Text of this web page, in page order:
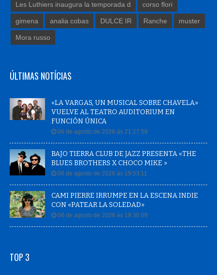
Les Luthiers inaugura la temporada d corso flori
gimena analia cobas DULCE IR Ranche muster
Mora russo
ÚLTIMAS NOTÍCIAS
«LA VARGAS, UN MUSICAL SOBRE CHAVELA»
VUELVE AL TEATRO AUDITORIUM EN
FUNCIÓN ÚNICA
06 de agosto de 2026 às 21:27:58
BAJO TIERRA CLUB DE JAZZ PRESENTA «THE
BLUES BROTHERS X CHOCO MIKE »
06 de agosto de 2026 às 19:53:11
CAMI PIERRE IRRUMPE EN LA ESCENA INDIE
CON «PATEAR LA SOLEDAD»
06 de agosto de 2026 às 19:36:09
TOP 3